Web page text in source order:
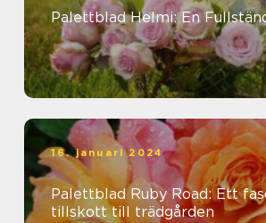
Palettblad Helmi: En
16. januari 2024
Palettblad Ruby Road: Ett
tillskott till trädgården